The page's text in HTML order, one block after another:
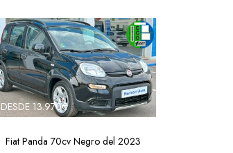
DESDE 13.970€
Fiat Panda 70cv Negro del 2023